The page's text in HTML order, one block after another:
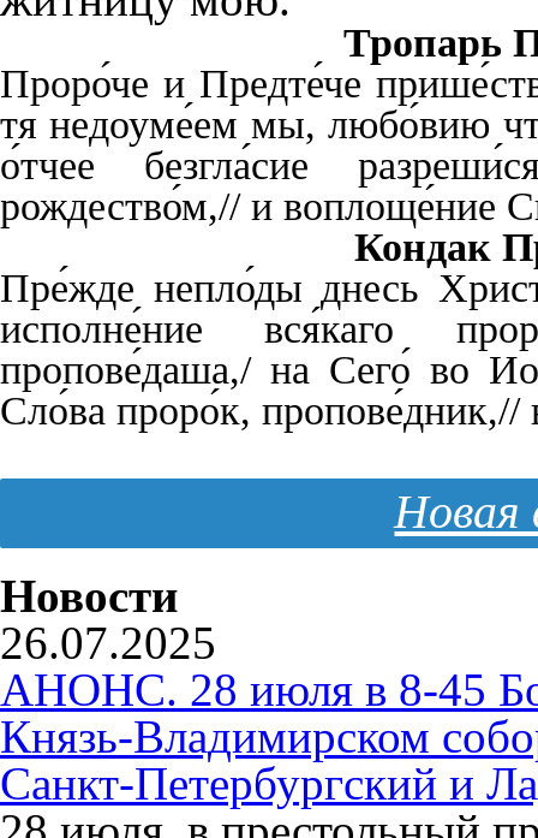
Тропарь
Проро́че и Предте́че
тя недоуме́ем мы, любо́вию
о́тчее безгла́сие
рождество́м,// и воплоще́ние
Кондак
Пре́жде непло́ды днесь
исполне́ние вся́каго
пропове́даша,/ на Сего́ во
Сло́ва проро́к, пропове́дник,//
Новая
Новости
26.07.2025
АНОНС. 28 июля в 8-45
Князь-Владимирском
Санкт-Петербургский и